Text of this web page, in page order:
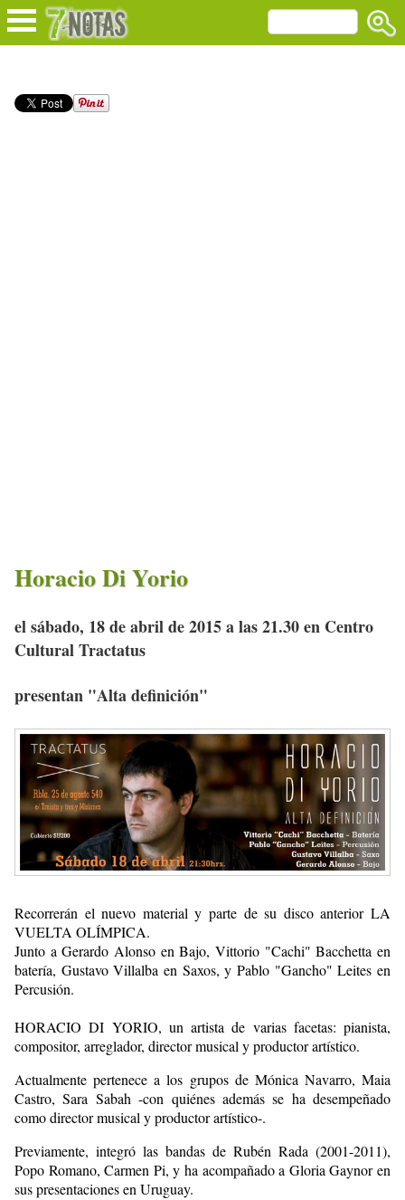
Horacio Di Yorio
el sábado, 18 de abril de 2015 a las 21.30 en Centro
Cultural Tractatus
presentan "Alta definición"
Recorrerán el nuevo material y parte de su disco anterior LA
VUELTA OLÍMPICA.
Junto a Gerardo Alonso en Bajo, Vittorio "Cachi" Bacchetta en
batería, Gustavo Villalba en Saxos, y Pablo "Gancho" Leites en
Percusión.
HORACIO DI YORIO, un artista de varias facetas: pianista,
compositor, arreglador, director musical y productor artístico.
Actualmente pertenece a los grupos de Mónica Navarro, Maia
Castro, Sara Sabah -con quiénes además se ha desempeñado
como director musical y productor artístico-.
Previamente, integró las bandas de Rubén Rada (2001-2011),
Popo Romano, Carmen Pi, y ha acompañado a Gloria Gaynor en
sus presentaciones en Uruguay.